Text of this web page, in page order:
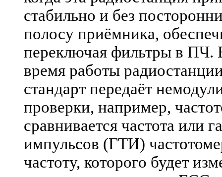
стабильно и без
полосу приёмника,
переключая фильтры в ПЧ.
время работы
стандарт передаёт
проверки, например,
сравнивается частота или
импульсов (ГТИ)
частоту, которого будет